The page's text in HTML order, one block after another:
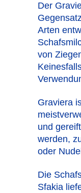
Der
Arten
von
Graviera
und
werden,
oder
Die
Sfakia